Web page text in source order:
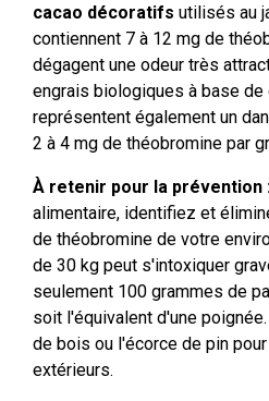
cacao décoratifs utilisés au
contiennent 7 à 12 mg de
dégagent une odeur très
engrais biologiques à base
représentent également un
2 à 4 mg de théobromine par
À retenir pour la prévention
alimentaire, identifiez et
de théobromine de votre
de 30 kg peut s'intoxiquer
seulement 100 grammes de
soit l'équivalent d'une
de bois ou l'écorce de pin
extérieurs.